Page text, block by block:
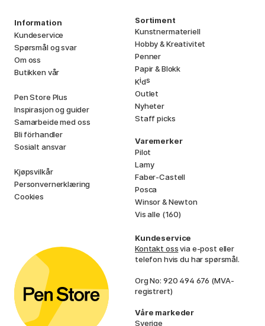
Information
Kundeservice
Spørsmål og svar
Om oss
Butikken vår
Pen Store Plus
Inspirasjon og guider
Samarbeide med oss
Bli förhandler
Sosialt ansvar
Kjøpsvilkår
Personvernerklæring
Cookies
Sortiment
Kunstnermateriell
Hobby & Kreativitet
Penner
Papir & Blokk
Kids
Outlet
Nyheter
Staff picks
Varemerker
Pilot
Lamy
Faber-Castell
Posca
Winsor & Newton
Vis alle (160)
Kundeservice
Kontakt ossvia e-post eller
telefon hvis du har spørsmål.
Org No: 920 494 676 (MVA-
registrert)
Våre markeder
Sverige